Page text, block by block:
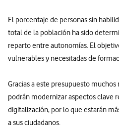
El porcentaje de personas sin
total de la población ha sido
reparto entre autonomías. El
vulnerables y necesitadas de
Gracias a este presupuesto
podrán modernizar aspectos clave
digitalización, por lo que estarán
a sus ciudadanos.